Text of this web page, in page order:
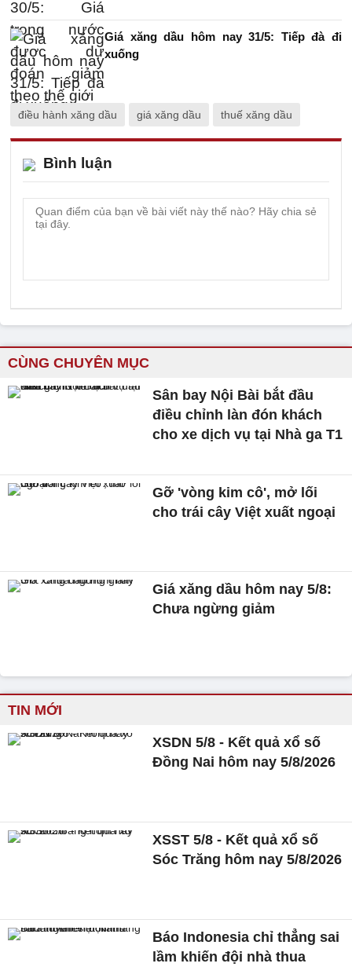
Giá xăng dầu hôm nay 31/5: Tiếp đà đi
xuống
điều hành xăng dầu giá xăng dầu thuế xăng dầu
Bình luận
CÙNG CHUYÊN MỤC
Sân bay Nội Bài bắt đầu
điều chỉnh làn đón khách
cho xe dịch vụ tại Nhà ga T1
Gỡ 'vòng kim cô', mở lối
cho trái cây Việt xuất ngoại
Giá xăng dầu hôm nay 5/8:
Chưa ngừng giảm
TIN MỚI
XSDN 5/8 - Kết quả xổ số
Đồng Nai hôm nay 5/8/2026
XSST 5/8 - Kết quả xổ số
Sóc Trăng hôm nay 5/8/2026
Báo Indonesia chỉ thẳng sai
lầm khiến đội nhà thua